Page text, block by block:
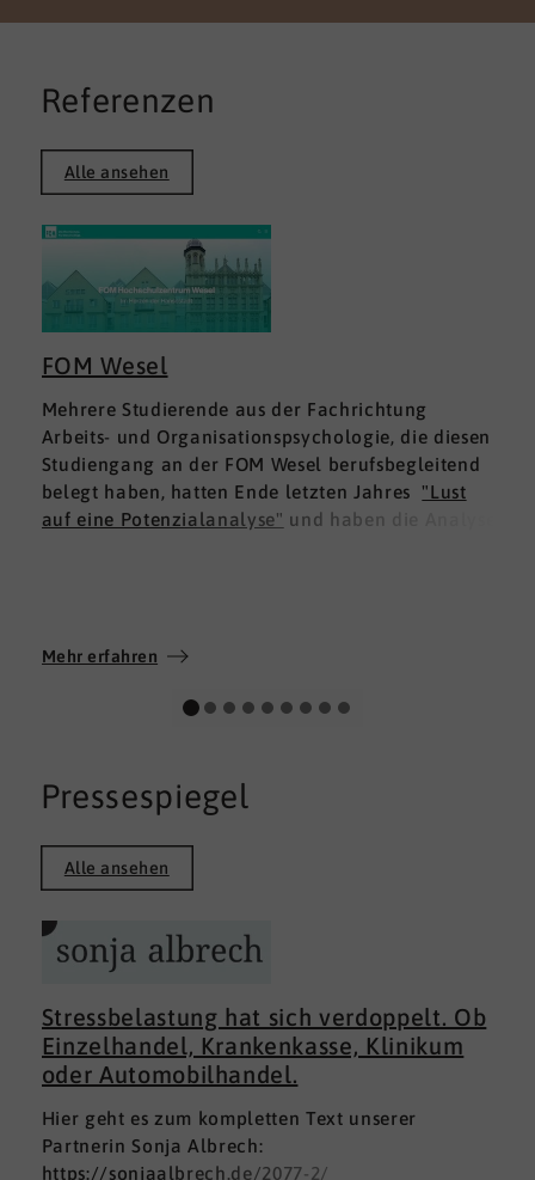
Referenzen
Alle ansehen
FOM Wesel
Mehrere Studierende aus der Fachrichtung
Arbeits- und Organisationspsychologie, die diesen
Studiengang an der FOM Wesel berufsbegleitend
belegt haben, hatten Ende letzten Jahres "Lust
auf eine Potenzialanalyse" und haben die Analyse
Wir wünschen allen Teilnehmerinnen und
persönlichen Weg und viel Erfolg.
Mehr erfahren
Pressespiegel
Alle ansehen
Stressbelastung hat sich verdoppelt. Ob
Einzelhandel, Krankenkasse, Klinikum
oder Automobilhandel.
Hier geht es zum kompletten Text unserer
Partnerin Sonja Albrech:
https://sonjaalbrech.de/2077-2/